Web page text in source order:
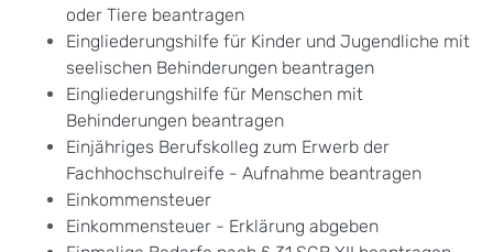
oder Tiere beantragen
Eingliederungshilfe für Kinder und Jugendliche mit
seelischen Behinderungen beantragen
Eingliederungshilfe für Menschen mit
Behinderungen beantragen
Einjähriges Berufskolleg zum Erwerb der
Fachhochschulreife - Aufnahme beantragen
Einkommensteuer
Einkommensteuer - Erklärung abgeben